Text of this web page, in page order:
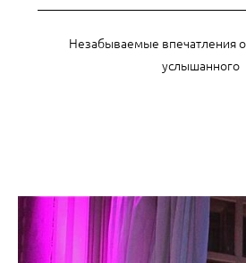
Незабываемые впечатления
услышанного